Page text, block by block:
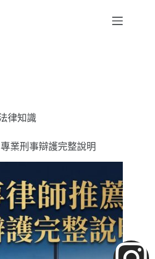
律知識
業刑事辯護完整說明